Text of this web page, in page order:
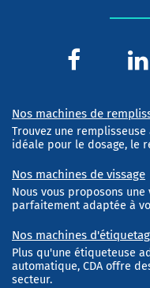
Nos machines de
Trouvez une
idéale pour le dosage, le
Nos machines de vissage
Nous vous proposons une
parfaitement adaptée à
Nos machines
Plus qu'une étiqueteuse
automatique, CDA offre
secteur.